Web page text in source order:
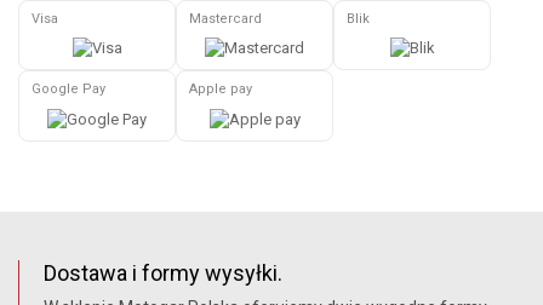
Visa Mastercard Blik
Google Pay Apple pay
Dostawa i formy wysyłki.